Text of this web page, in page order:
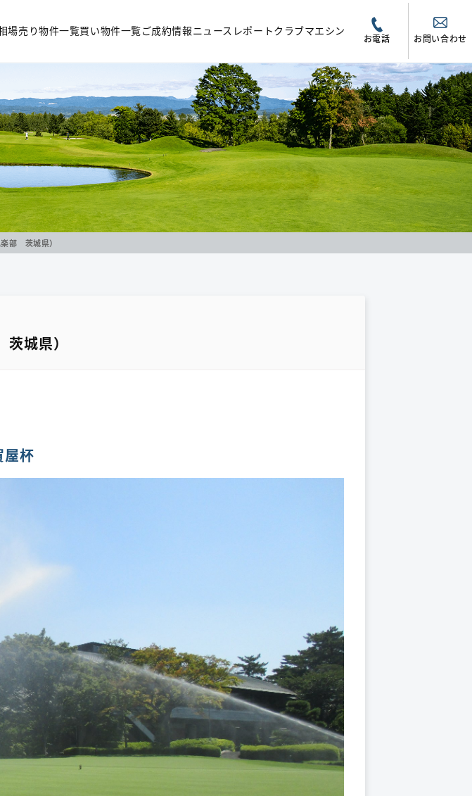
場売り物件一覧買い物件一覧ご成約情報ニュース レポートクラブマエシン
お電話 お問い合わせ
部 茨城県）
城県）
杯